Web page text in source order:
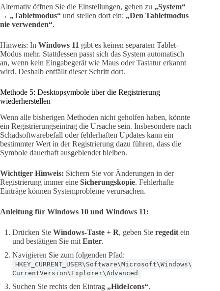
Alternativ öffnen Sie die Einstellungen, gehen zu „System“
→ „Tabletmodus“ und stellen dort ein: „Den Tabletmodus
nie verwenden“.
Hinweis: In Windows 11 gibt es keinen separaten Tablet-
Modus mehr. Stattdessen passt sich das System automatisch
an, wenn kein Eingabegerät wie Maus oder Tastatur erkannt
wird. Deshalb entfällt dieser Schritt dort.
Methode 5: Desktopsymbole über die Registrierung
wiederherstellen
Wenn alle bisherigen Methoden nicht geholfen haben, könnte
ein Registrierungseintrag die Ursache sein. Insbesondere nach
Schadsoftwarebefall oder fehlerhaften Updates kann ein
bestimmter Wert in der Registrierung dazu führen, dass die
Symbole dauerhaft ausgeblendet bleiben.
Wichtiger Hinweis: Sichern Sie vor Änderungen in der
Registrierung immer eine Sicherungskopie. Fehlerhafte
Einträge können Systemprobleme verursachen.
Anleitung für Windows 10 und Windows 11:
Drücken Sie Windows-Taste + R, geben Sie regedit ein
und bestätigen Sie mit Enter.
Navigieren Sie zum folgenden Pfad:
HKEY_CURRENT_USER\Software\Microsoft\Windows\
CurrentVersion\Explorer\Advanced
Suchen Sie rechts den Eintrag „HideIcons“.